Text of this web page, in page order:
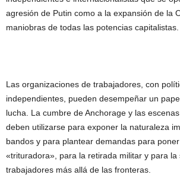
agresión de Putin como a la expansión de la
maniobras de todas las potencias capitalistas.
Las organizaciones de trabajadores, con
independientes, pueden desempeñar un
lucha. La cumbre de Anchorage y las
deben utilizarse para exponer la naturaleza
bandos y para plantear demandas para
«trituradora», para la retirada militar y para la
trabajadores más allá de las fronteras.